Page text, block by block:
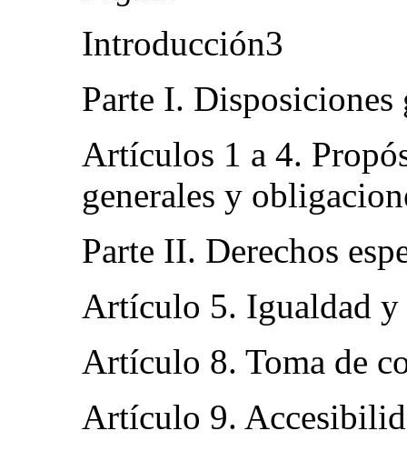
Introducción3
Parte I. Disposiciones
Artículos 1 a 4.
generales y
Parte II. Derechos
Artículo 5. Igualdad
Artículo 8. Toma de
Artículo 9.